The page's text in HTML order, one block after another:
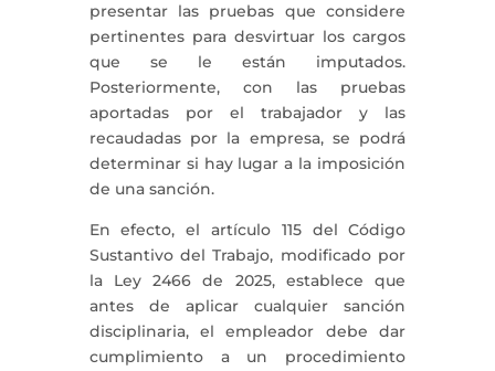
presentar las pruebas que considere
pertinentes para desvirtuar los cargos
que se le están imputados.
Posteriormente, con las pruebas
aportadas por el trabajador y las
recaudadas por la empresa, se podrá
determinar si hay lugar a la imposición
de una sanción.
En efecto, el artículo 115 del Código
Sustantivo del Trabajo, modificado por
la Ley 2466 de 2025, establece que
antes de aplicar cualquier sanción
disciplinaria, el empleador debe dar
cumplimiento a un procedimiento